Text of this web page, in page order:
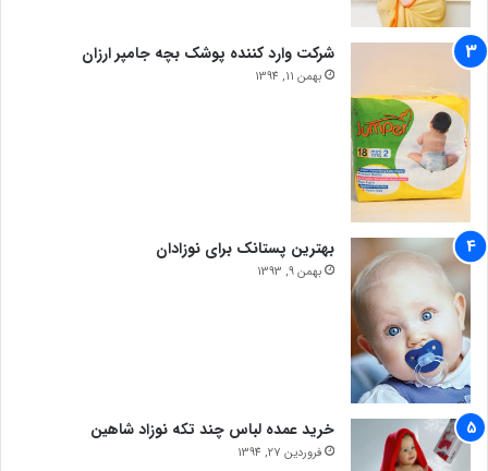
شرکت وارد کننده پوشک بچه جامپر ارزان
بهمن 11, 1394
بهترین پستانک برای نوزادان
بهمن 9, 1393
خرید عمده لباس چند تکه نوزاد شاهین
فروردین 27, 1394